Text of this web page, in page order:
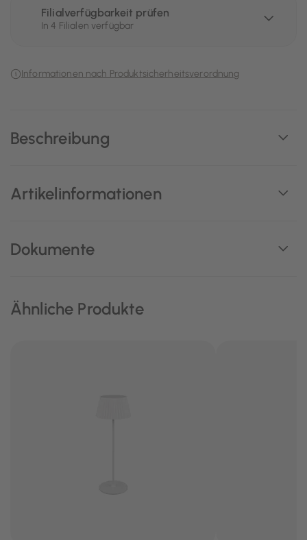
Beschreibung
Artikelinformationen
Dokumente
Filialverfügbarkeit prüfen
In 4 Filialen verfügbar
Informationen nach Produktsicherheitsverordnung